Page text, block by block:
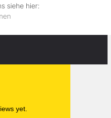
siehe hier:
yet.